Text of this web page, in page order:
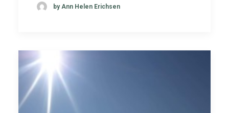
by Ann Helen Erichsen